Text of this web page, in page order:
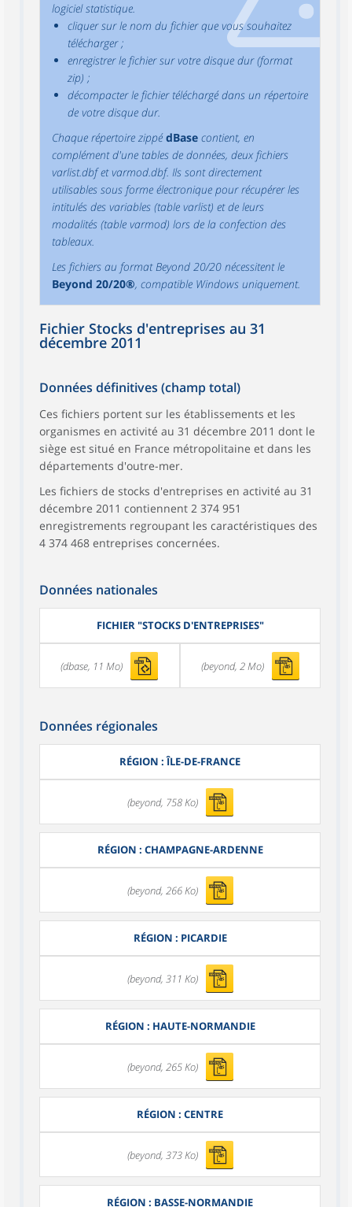
logiciel statistique.
cliquer sur le nom du fichier que vous souhaitez
télécharger ;
enregistrer le fichier sur votre disque dur (format
zip) ;
décompacter le fichier téléchargé dans un répertoire
de votre disque dur.
Chaque répertoire zippédBase contient, en
complément d'une tables de données, deux fichiers
varlist.dbf et varmod.dbf. Ils sont directement
utilisables sous forme électronique pour récupérer les
intitulés des variables (table varlist) et de leurs
modalités (table varmod) lors de la confection des
tableaux.
Les fichiers au format Beyond 20/20 nécessitent le
Beyond 20/20®, compatible Windows uniquement.
Fichier Stocks d'entreprises au 31
décembre 2011
Données définitives (champ total)
Ces fichiers portent sur les établissements et les
organismes en activité au 31 décembre 2011 dont le
siège est situé en France métropolitaine et dans les
départements d'outre-mer.
Les fichiers de stocks d'entreprises en activité au 31
décembre 2011 contiennent 2 374 951
enregistrements regroupant les caractéristiques des
4 374 468 entreprises concernées.
Données nationales
FICHIER "STOCKS D'ENTREPRISES"
(dbase, 11 Mo) (beyond, 2 Mo)
Données régionales
RÉGION : ÎLE-DE-FRANCE
(beyond, 758 Ko)
RÉGION : CHAMPAGNE-ARDENNE
(beyond, 266 Ko)
RÉGION : PICARDIE
(beyond, 311 Ko)
RÉGION : HAUTE-NORMANDIE
(beyond, 265 Ko)
RÉGION : CENTRE
(beyond, 373 Ko)
RÉGION : BASSE-NORMANDIE